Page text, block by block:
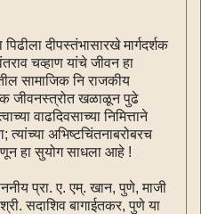
दीपस्तंभासारखे मार्गदर्शक
चव्हाण यांचे जीवन हा
सामाजिक नि राजकीय
जीवनस्त्रोत खळाळून पुढे
वाढदिवसाच्या निमित्ताने
अभिष्टचिंतनाबरोबरच
हा सुयोग साधला आहे !
प्रा. ए. एम्. खान, पुणे, माजी
सदाशिव बागाईतकर, पुणे या